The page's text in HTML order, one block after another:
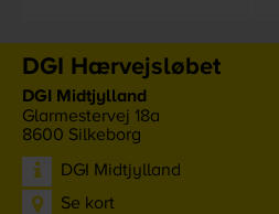
DGI Hærvejsløbet
DGI Midtjylland
Glarmestervej 18a
8600 Silkeborg
DGI Midtjylland
Se kort